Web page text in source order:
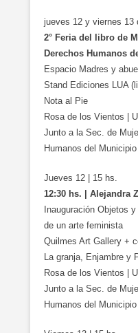
jueves 12 y viernes 13
2° Feria del libro de
Derechos Humanos
Espacio Madres y
Stand Ediciones LUA
Nota al Pie
Rosa de los Vientos |
Junto a la Sec. de
Humanos del
Jueves 12 | 15 hs.
12:30 hs. | Alejandra
Inauguración Objetos
de un arte feminista
Quilmes Art Gallery +
La granja, Enjambre y
Rosa de los Vientos |
Junto a la Sec. de
Humanos del